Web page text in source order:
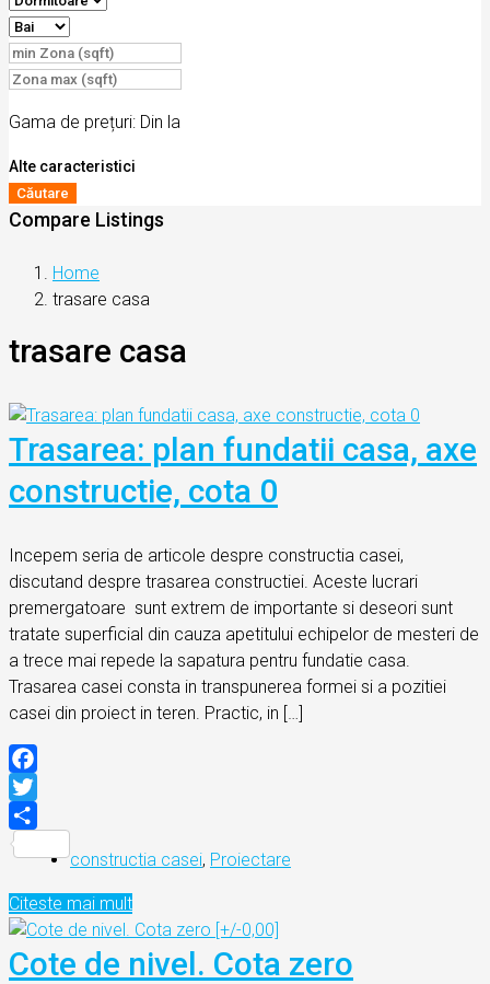
Gama de prețuri: Din la
Alte caracteristici
Căutare
Compare Listings
Home
trasare casa
trasare casa
Trasarea: plan fundatii casa, axe
constructie, cota 0
Incepem seria de articole despre constructia casei,
discutand despre trasarea constructiei. Aceste lucrari
premergatoare sunt extrem de importante si deseori sunt
tratate superficial din cauza apetitului echipelor de mesteri de
a trece mai repede la sapatura pentru fundatie casa.
Trasarea casei consta in transpunerea formei si a pozitiei
casei din proiect in teren. Practic, in […]
Facebook
Twitter
constructia casei, Proiectare
Citeste mai mult
Cote de nivel. Cota zero